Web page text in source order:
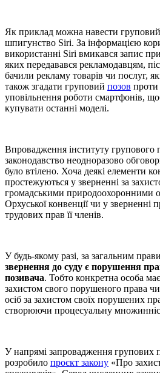
Як приклад можна навести груповий
шпигунство Siri. За інформацією
використанні Sirі вмикався запис
яких передавався рекламодавцям,
бачили рекламу товарів чи послуг,
також згадати груповий позов
уповільнення роботи смартфонів,
купувати останні моделі.
Впровадження інституту групового
законодавство неодноразово
було втілено. Хоча деякі елементи
простежуються у зверненні за
громадськими природоохоронними
Орхуської конвенції чи у зверненні
трудових прав її членів.
У будь-якому разі, за загальним
звернення до суду є порушення
позивача. Тобто конкретна особа
захистом свого порушеного права
осіб за захистом своїх порушених
створюючи процесуальну
У напрямі запровадження групових
розробило проєкт закону «Про